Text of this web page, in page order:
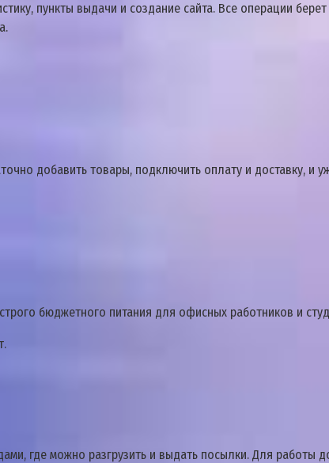
пункты выдачи и создание сайта. Все операции
добавить товары, подключить оплату и доставку, и
бюджетного питания для офисных работников и
где можно разгрузить и выдать посылки. Для работы